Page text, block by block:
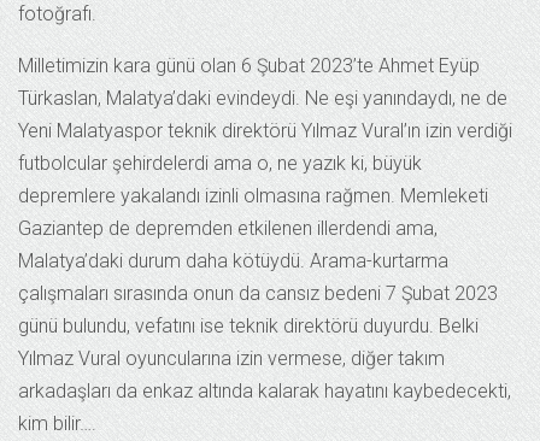
fotoğrafı.
Milletimizin kara günü olan 6 Şubat 2023’te Ahmet Eyüp
Türkaslan, Malatya’daki evindeydi. Ne eşi yanındaydı, ne de
Yeni Malatyaspor teknik direktörü Yılmaz Vural’ın izin verdiği
futbolcular şehirdelerdi ama o, ne yazık ki, büyük
depremlere yakalandı izinli olmasına rağmen. Memleketi
Gaziantep de depremden etkilenen illerdendi ama,
Malatya’daki durum daha kötüydü. Arama-kurtarma
çalışmaları sırasında onun da cansız bedeni 7 Şubat 2023
günü bulundu, vefatını ise teknik direktörü duyurdu. Belki
Yılmaz Vural oyuncularına izin vermese, diğer takım
arkadaşları da enkaz altında kalarak hayatını kaybedecekti,
kim bilir….